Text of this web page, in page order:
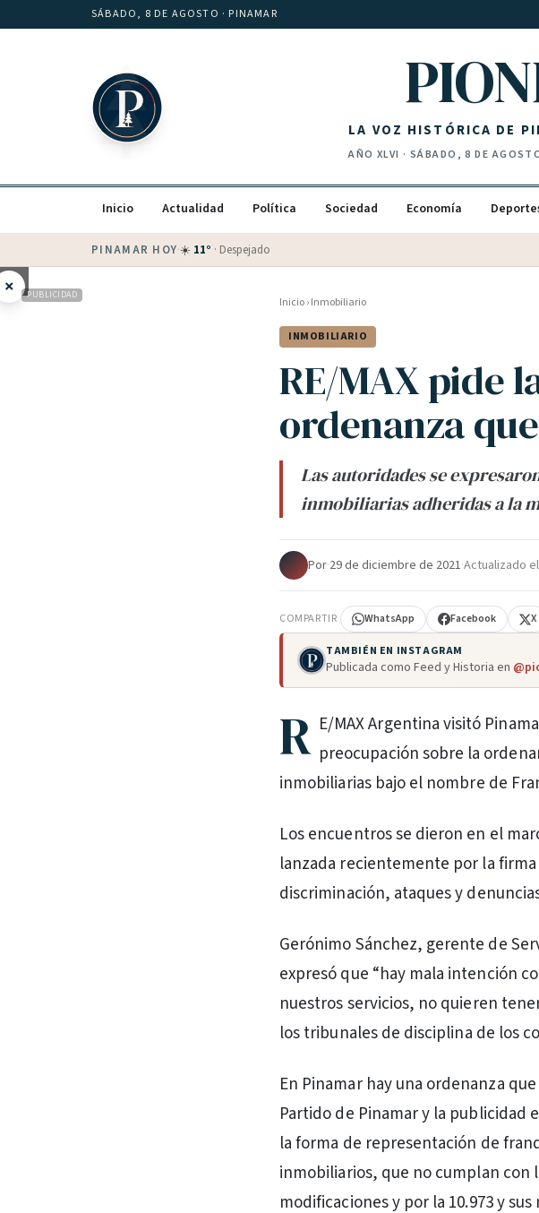
Saltar al contenidoSÁBADO, 8 DE AGOSTO · PINAMAR
LA VOZ HISTÓRICA DE
AÑO XLVI · SÁBADO, 8 DE
Inicio Actualidad Política Sociedad Economía
PINAMAR HOY·💵 Dólar blue$1525
× PUBLICIDAD Inicio›Inmobiliario
INMOBILIARIO
RE/MAX pide
ordenanza
Las autoridades se
inmobiliarias adheridas a la
Por·29 de diciembre de 2021·Actualizado el
COMPARTIR WhatsApp Facebook X
TAMBIÉN EN INSTAGRAM
Publicada como Feed y Historia en
R E/MAX Argentina visitó
preocupación sobre la
inmobiliarias bajo el nombre de
Los encuentros se dieron en el
lanzada recientemente por la
discriminación, ataques y
Gerónimo Sánchez, gerente de
expresó que “hay mala intención
nuestros servicios, no quieren
los tribunales de disciplina de los
En Pinamar hay una ordenanza
Partido de Pinamar y la publicidad
la forma de representación de
inmobiliarios, que no cumplan con
modificaciones y por la 10.973 y